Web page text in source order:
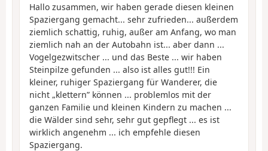
Hallo zusammen, wir haben gerade diesen kleinen
Spaziergang gemacht... sehr zufrieden... außerdem
ziemlich schattig, ruhig, außer am Anfang, wo man
ziemlich nah an der Autobahn ist... aber dann ...
Vogelgezwitscher ... und das Beste ... wir haben
Steinpilze gefunden ... also ist alles gut!!! Ein
kleiner, ruhiger Spaziergang für Wanderer, die
nicht „klettern” können ... problemlos mit der
ganzen Familie und kleinen Kindern zu machen ...
die Wälder sind sehr, sehr gut gepflegt ... es ist
wirklich angenehm ... ich empfehle diesen
Spaziergang.